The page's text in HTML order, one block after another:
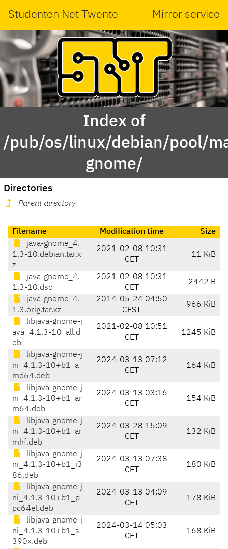
Studenten Net Twente Mirror service
Index of
/pub/os/linux/debian/pool/
gnome/
Directories
Parent directory
Filename Modification time
Size
java-gnome_4.
1.3-10.debian.tar.x
z
2021-02-08 10:31
CET
11 KiB
java-gnome_4.
1.3-10.dsc
2021-02-08 10:31
CET
2442 B
java-gnome_4.
1.3.orig.tar.xz
2014-05-24 04:50
CEST
966 KiB
libjava-gnome-j
ava_4.1.3-10_all.d
eb
2021-02-08 10:51
CET
1245 KiB
libjava-gnome-j
ni_4.1.3-10+b1_a
md64.deb
2024-03-13 07:12
CET
164 KiB
libjava-gnome-j
ni_4.1.3-10+b1_ar
m64.deb
2024-03-13 03:16
CET
154 KiB
libjava-gnome-j
ni_4.1.3-10+b1_ar
mhf.deb
2024-03-28 15:09
CET
132 KiB
libjava-gnome-j
ni_4.1.3-10+b1_i3
86.deb
2024-03-13 07:38
CET
180 KiB
libjava-gnome-j
ni_4.1.3-10+b1_p
pc64el.deb
2024-03-13 04:09
CET
178 KiB
libjava-gnome-j
ni_4.1.3-10+b1_s
390x.deb
2024-03-14 05:03
CET
168 KiB